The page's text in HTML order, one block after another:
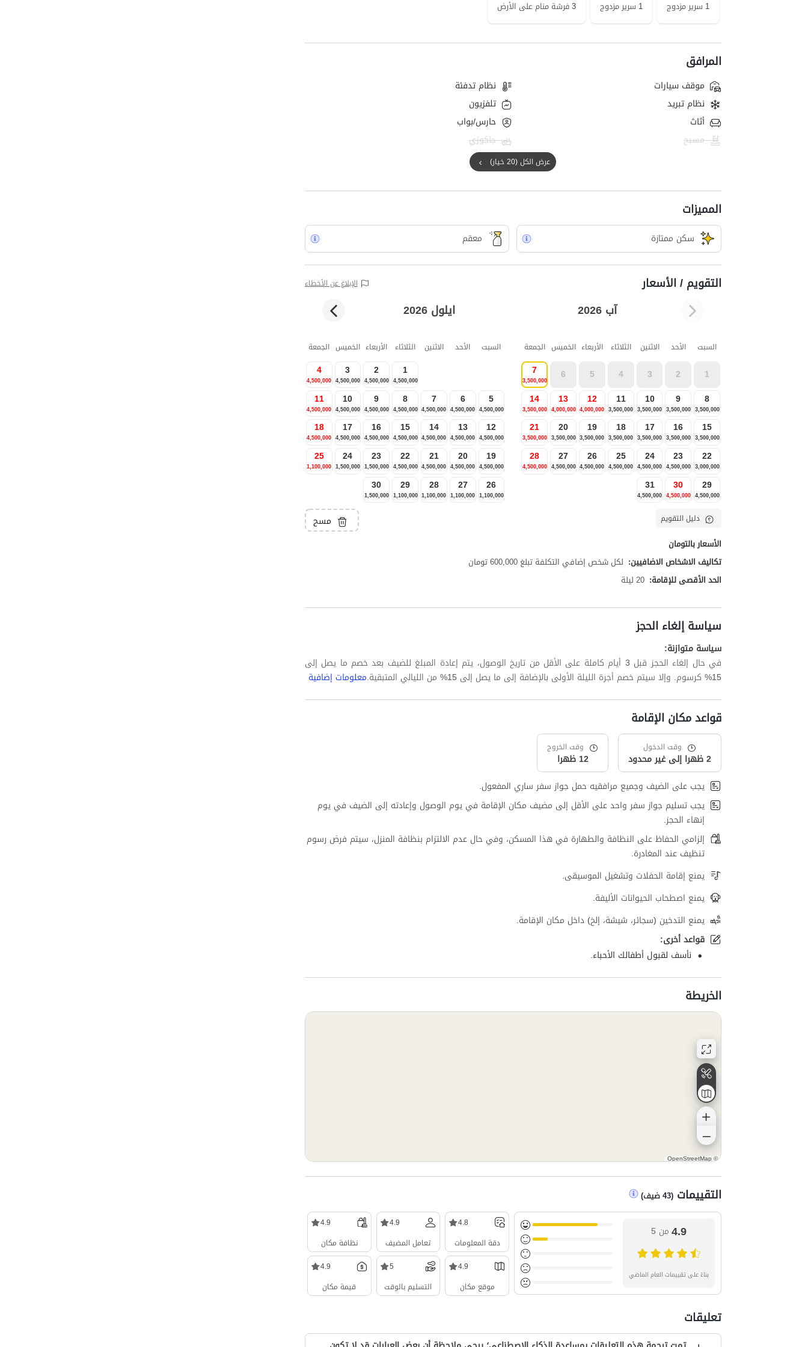
1 سرير مزدوج 1 سرير مزدوج 3 فرشة منام على الأرض
المرافق
موقف سيارات
نظام تدفئة
نظام تبريد
تلفزيون
أثاث
حارس/بواب
مسبح
جاكوزي
عرض الكل (20 خيار)
المميزات
سکن ممتازة معقم
التقويم / الأسعار الإبلاغ عن الأخطاء
آب 2026 ايلول 2026
السبت الأحد الاثنين الثلاثاء الأربعاء الخميس الجمعة
1
2
3
4
5
6
7
3,500,000
8
3,500,000
9
3,500,000
10
3,500,000
11
3,500,000
12
4,000,000
13
4,000,000
14
3,500,000
15
3,500,000
16
3,500,000
17
3,500,000
18
3,500,000
19
3,500,000
20
3,500,000
21
3,500,000
22
3,000,000
23
4,500,000
24
4,500,000
25
4,500,000
26
4,500,000
27
4,500,000
28
4,500,000
29
4,500,000
30
4,500,000
31
4,500,000
السبت الأحد الاثنين الثلاثاء الأربعاء الخميس الجمعة
1
4,500,000
2
4,500,000
3
4,500,000
4
4,500,000
5
4,500,000
6
4,500,000
7
4,500,000
8
4,500,000
9
4,500,000
10
4,500,000
11
4,500,000
12
4,500,000
13
4,500,000
14
4,500,000
15
4,500,000
16
4,500,000
17
4,500,000
18
4,500,000
19
4,500,000
20
4,500,000
21
4,500,000
22
4,500,000
23
1,500,000
24
1,500,000
25
1,100,000
26
1,100,000
27
1,100,000
28
1,100,000
29
1,100,000
30
1,500,000
دليل التقويم مسح
الأسعار بالتومان
تكاليف الاشخاص الاضافيين: لكل شخص إضافي التكلفة تبلغ 600,000 تومان
الحد الأقصى للإقامة: 20 ليلة
سياسة إلغاء الحجز
سياسة متوازنة:
في حال إلغاء الحجز قبل 3 أيام كاملة على الأقل من تاريخ الوصول، يتم إعادة المبلغ للضيف بعد خصم ما يصل إلى
15% كرسوم. وإلا سيتم خصم أجرة الليلة الأولى بالإضافة إلى ما يصل إلى 15% من الليالي المتبقية.
معلومات إضافية
قواعد مكان الإقامة
وقت الدخول
2 ظهرا إلى غير محدود
وقت الخروج
12 ظهرا
يجب على الضيف وجميع مرافقيه حمل جواز سفر ساري المفعول.
يجب تسليم جواز سفر واحد على الأقل إلى مضيف مكان الإقامة في يوم الوصول وإعادته إلى الضيف في يوم
إنهاء الحجز.
إلزامي الحفاظ على النظافة والطهارة في هذا المسكن، وفي حال عدم الالتزام بنظافة المنزل، سيتم فرض رسوم
تنظيف عند المغادرة.
يمنع إقامة الحفلات وتشغيل الموسيقى.
يمنع اصطحاب الحيوانات الأليفة.
يمنع التدخين (سجائر، شيشة، إلخ) داخل مكان الإقامة.
قواعد أخرى:
نأسف لقبول أطفالك الأحباء.
الخريطة
©
OpenStreetMap
التقييمات (
43ضيف)
4.9من 5
بناءً على تقييمات العام الماضي
4.8
دقة المعلومات
4.9
تعامل المضيف
4.9
نظافة مكان
4.9
موقع مكان
5
التسليم بالوقت
4.9
قيمة مكان
تعليقات